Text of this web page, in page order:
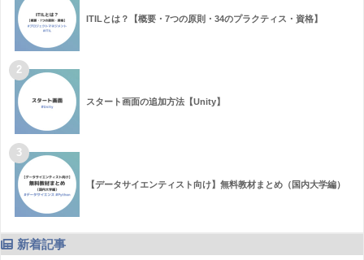
ITILとは？【概要・7つの原則・34のプラクティス・資格】
2
スタート画面の追加方法【Unity】
3
【データサイエンティスト向け】無料教材まとめ（国内大学編）
新着記事